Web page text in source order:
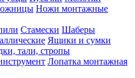
Ножи монтажные
Стамески Шаберы
Ящики и сумки
тали, стропы
Лопатка монтажная